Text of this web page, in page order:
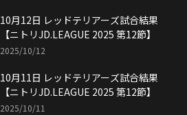
10月12日 レッドテリアーズ試合結果
【ニトリJD.LEAGUE 2025 第12節】
2025/10/12
10月11日 レッドテリアーズ試合結果
【ニトリJD.LEAGUE 2025 第12節】
2025/10/11